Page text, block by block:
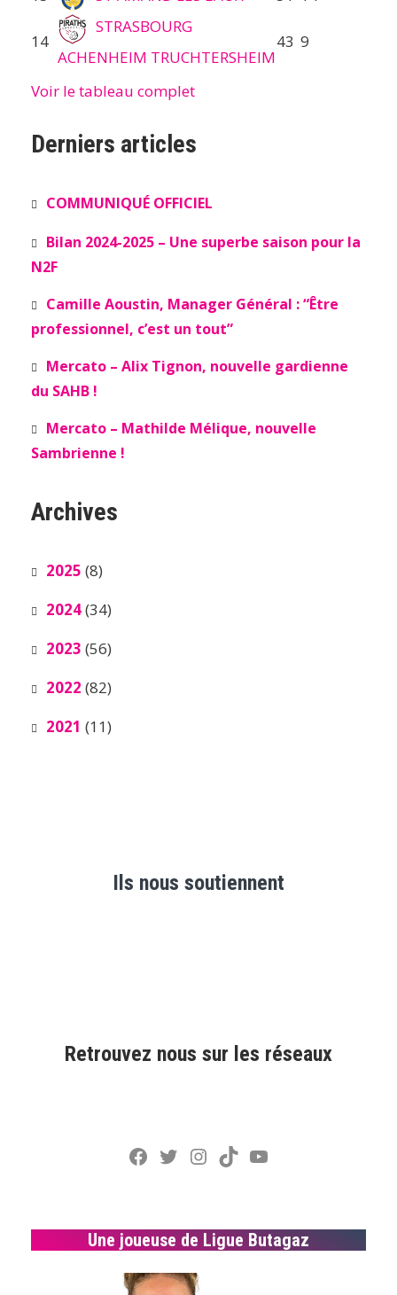
14
STRASBOURG
ACHENHEIM TRUCHTERSHEIM
43 9
Voir le tableau complet
Derniers articles
COMMUNIQUÉ OFFICIEL
Bilan 2024-2025 – Une superbe saison pour la
N2F
Camille Aoustin, Manager Général : “Être
professionnel, c’est un tout”
Mercato – Alix Tignon, nouvelle gardienne
du SAHB !
Mercato – Mathilde Mélique, nouvelle
Sambrienne !
Archives
2025 (8)
2024(34)
2023 (56)
2022 (82)
2021 (11)
Ils nous soutiennent
Retrouvez nous sur les réseaux
Facebook
Twitter
Instagram
TikTokYouTube
Une joueuse de Ligue Butagaz